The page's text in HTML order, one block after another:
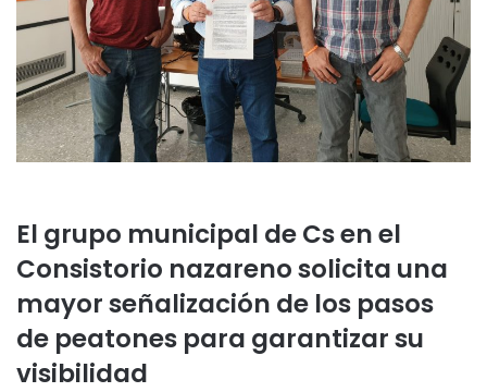
El grupo municipal de Cs en el
Consistorio nazareno solicita una
mayor señalización de los pasos
de peatones para garantizar su
visibilidad